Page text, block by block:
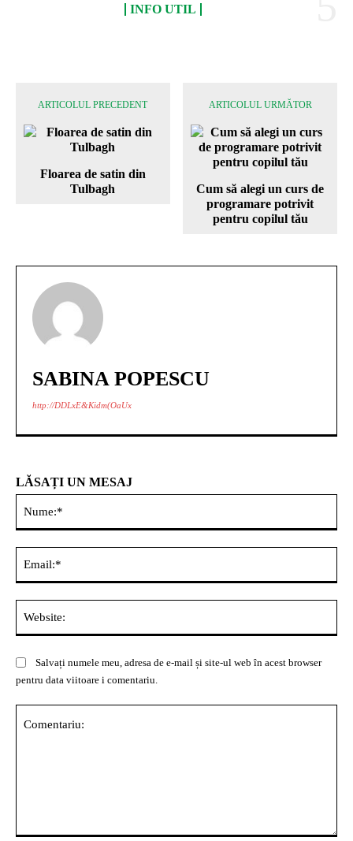
INFO UTIL
ARTICOLUL PRECEDENT
Floarea de satin din
Tulbagh
ARTICOLUL URMĂTOR
Cum să alegi un curs de
programare potrivit
pentru copilul tău
SABINA POPESCU
http://DDLxE&Kidm(OaUx
LĂSAȚI UN MESAJ
Salvați numele meu, adresa de e-mail și site-ul web în acest browser
pentru data viitoare i comentariu.